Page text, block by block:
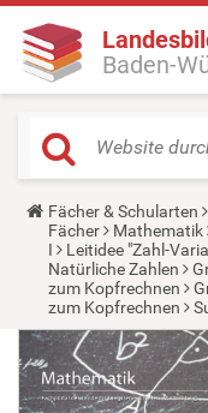
Baden-
Y
o
u
a
r
e
h
e
r
e
:
Fächer & Schularten
Fächer
Mathematik
I
Leitidee "Zahl-
Natürliche Zahlen
zum Kopfrechnen
zum Kopfrechnen